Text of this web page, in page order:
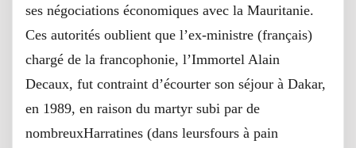
ses négociations économiques avec la Mauritanie.
Ces autorités oublient que l’ex-ministre (français)
chargé de la francophonie, l’Immortel Alain
Decaux, fut contraint d’écourter son séjour à Dakar,
en 1989, en raison du martyr subi par de
nombreuxHarratines (dans leursfours à pain